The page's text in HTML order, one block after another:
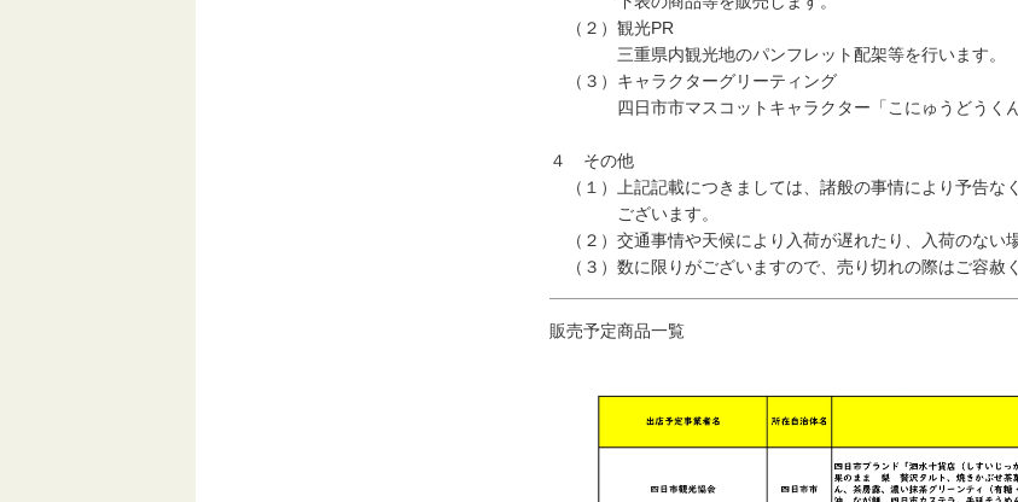
（２）観光PR
三重県内観光地のパンフレット配架等を行います。
（３）キャラクターグリーティング
四日市市マスコットキャラクター「こにゅうどうくん
４ その他
（１）上記記載につきましては、諸般の事情により予告な
ございます。
（２）交通事情や天候により入荷が遅れたり、入荷のない
（３）数に限りがございますので、売り切れの際はご容赦く
販売予定商品一覧